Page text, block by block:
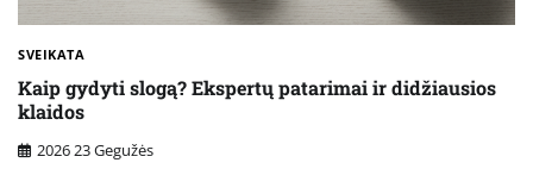
SVEIKATA
Kaip gydyti slogą? Ekspertų patarimai ir didžiausios
klaidos
2026 23 Gegužės